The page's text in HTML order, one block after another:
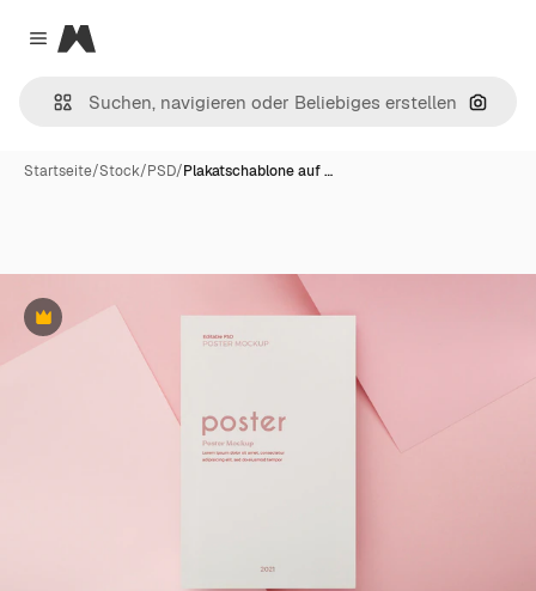
Close menu
Magnific
Nach
Startseite/Stock/PSD/Plakatschablone auf …
Premium